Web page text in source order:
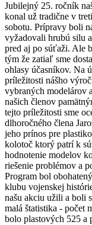
Jubilejný 25. ročník
konal už tradične v
sobotu. Prípravy boli
vyžadovali hrubú silu
pred aj po súťaži. Ale
tým že zatiaľ sme
ohlasy účasníkov. Na
príležitosti nášho
vybraných modelárov
našich členov
tejto príležitosti sme
dlhoročného člena
jeho prínos pre
kolotoč ktorý patrí k
hodnotenie modelov
riešenie problémov a
Program bol
klubu vojenskej
našu akciu užili a boli
malá štatistika - počet
bolo plastových 525 a